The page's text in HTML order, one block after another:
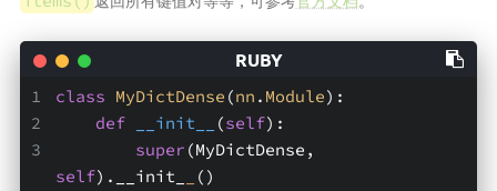
class MyDictDense (nn . Module):
def
__init__ (self) :
super
self).__init_
()